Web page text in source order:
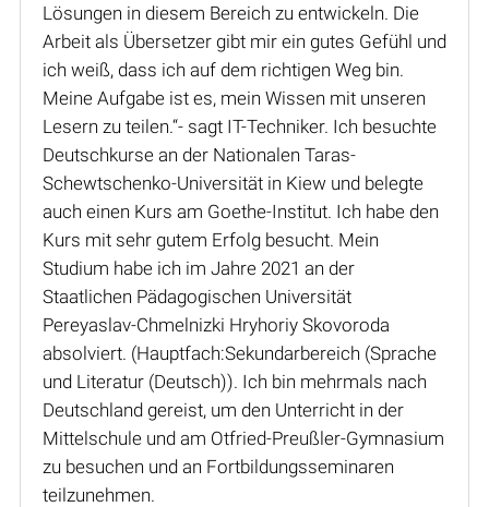
Lösungen in diesem Bereich zu entwickeln. Die
Arbeit als Übersetzer gibt mir ein gutes Gefühl und
ich weiß, dass ich auf dem richtigen Weg bin.
Meine Aufgabe ist es, mein Wissen mit unseren
Lesern zu teilen.“- sagt IT-Techniker. Ich besuchte
Deutschkurse an der Nationalen Taras-
Schewtschenko-Universität in Kiew und belegte
auch einen Kurs am Goethe-Institut. Ich habe den
Kurs mit sehr gutem Erfolg besucht. Mein
Studium habe ich im Jahre 2021 an der
Staatlichen Pädagogischen Universität
Pereyaslav-Chmelnizki Hryhoriy Skovoroda
absolviert. (Hauptfach:Sekundarbereich (Sprache
und Literatur (Deutsch)). Ich bin mehrmals nach
Deutschland gereist, um den Unterricht in der
Mittelschule und am Otfried-Preußler-Gymnasium
zu besuchen und an Fortbildungsseminaren
teilzunehmen.